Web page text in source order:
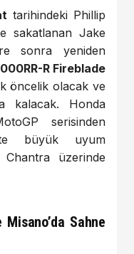
tarihindeki Phillip
sakatlanan Jake
sonra yeniden
R Fireblade
öncelik olacak ve
kalacak. Honda
serisinden
büyük uyum
üzerinde
Sahne